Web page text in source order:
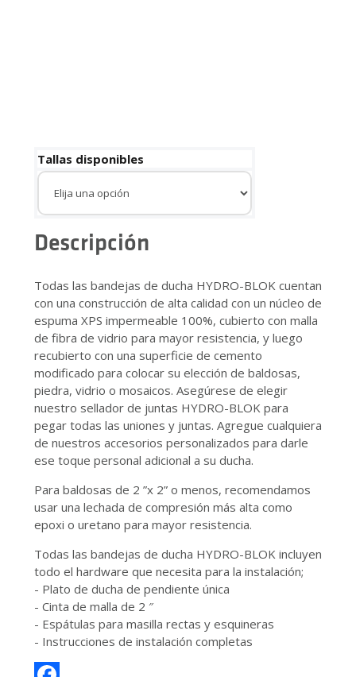
Tallas disponibles
Descripción
Todas las bandejas de ducha HYDRO-BLOK cuentan
con una construcción de alta calidad con un núcleo de
espuma XPS impermeable 100%, cubierto con malla
de fibra de vidrio para mayor resistencia, y luego
recubierto con una superficie de cemento
modificado para colocar su elección de baldosas,
piedra, vidrio o mosaicos. Asegúrese de elegir
nuestro sellador de juntas HYDRO-BLOK para
pegar todas las uniones y juntas. Agregue cualquiera
de nuestros accesorios personalizados para darle
ese toque personal adicional a su ducha.
Para baldosas de 2 ”x 2” o menos, recomendamos
usar una lechada de compresión más alta como
epoxi o uretano para mayor resistencia.
Todas las bandejas de ducha HYDRO-BLOK incluyen
todo el hardware que necesita para la instalación;
- Plato de ducha de pendiente única
- Cinta de malla de 2 ″
- Espátulas para masilla rectas y esquineras
- Instrucciones de instalación completas